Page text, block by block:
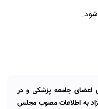
اعضای جامعه پزشکی و در
به اطلاعات مصوب مجلس